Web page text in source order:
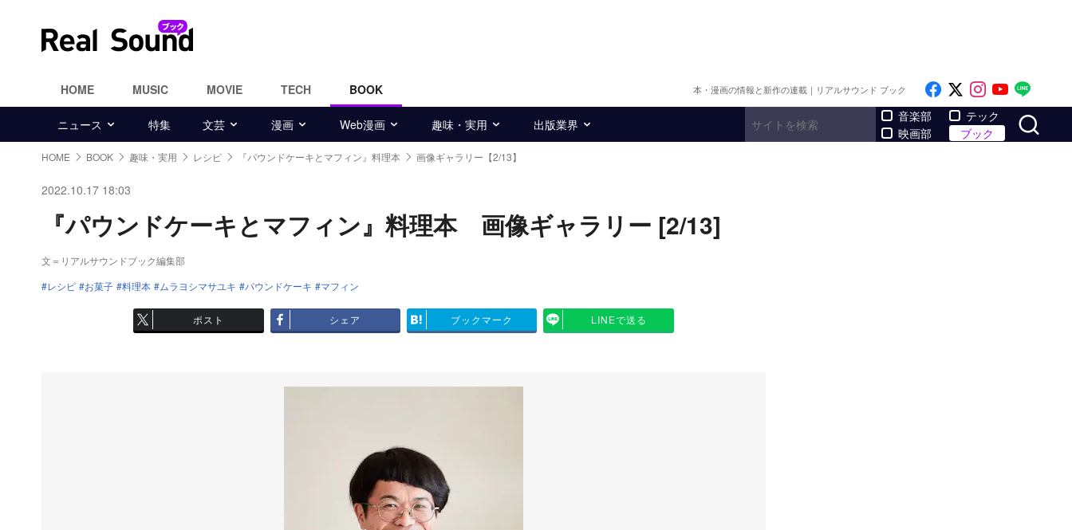
HOME MUSIC MOVIE TECH BOOK 本・漫画の情報と新作の連載｜リアルサウンド ブック Like on Facebook
Follow on x
Follow on
Follow
ニュース 特集 文芸 漫画 Web漫画 趣味・実用 出版業界
音楽部
映画部
テック
ブック
HOME BOOK 趣味・実用 レシピ 『パウンドケーキとマフィン』料理本 画像ギャラリー【2/13】
2022.10.17 18:03
『パウンドケーキとマフィン』料理本 画像ギャラリー [2/13]
文＝リアルサウンドブック編集部
レシピ
お菓子 料理本 ムラヨシマサユキ パウンドケーキ マフィン
ポスト シェア ブックマーク LINEで送る